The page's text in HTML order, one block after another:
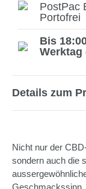
PostPac
Portofrei
Bis
Werktag
Details zum
Nicht nur der
sondern auch die